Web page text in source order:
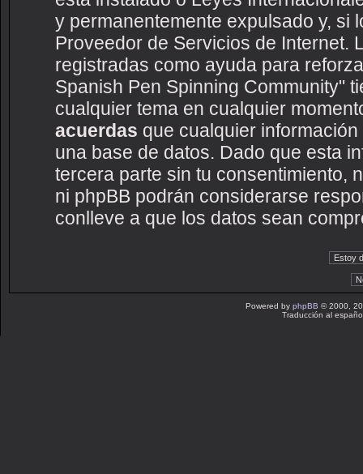
y permanentemente expulsado y, si
Proveedor de Servicios de Internet.
registradas como ayuda para
Spanish Pen Spinning Community"
cualquier tema en cualquier
acuerdas que cualquier
una base de datos. Dado que esta
tercera parte sin tu consentimiento,
ni phpBB podrán considerarse
conlleve a que los datos sean
Powered by phpBB © 2000,
Traducción al